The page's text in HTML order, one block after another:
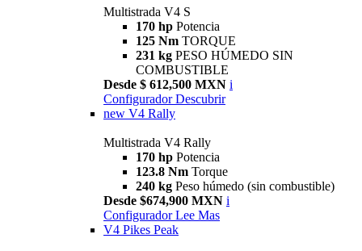
Multistrada V4 S
170 hp Potencia
125 Nm TORQUE
231 kg PESO HÚMEDO SIN
COMBUSTIBLE
Desde $ 612,500 MXN i
Configurador Descubrir
new V4 Rally
Multistrada V4 Rally
170 hp Potencia
123.8 Nm Torque
240 kg Peso húmedo (sin combustible)
Desde $674,900 MXN i
Configurador Lee Mas
V4 Pikes Peak